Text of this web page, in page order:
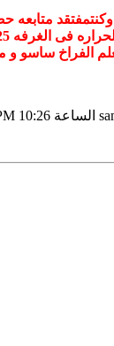
متابعه
ساسو و متوسط
10:26 PM